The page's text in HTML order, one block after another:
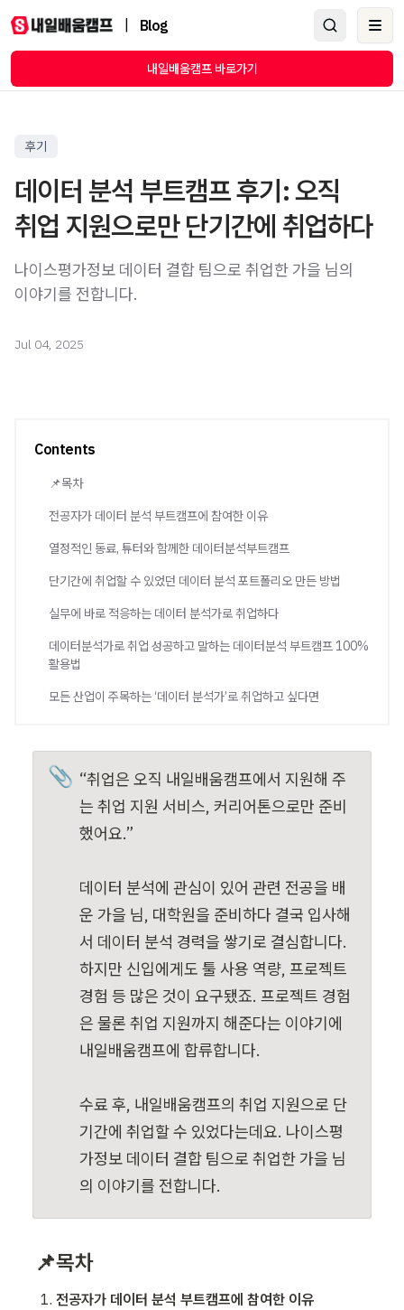
Blog
내일배움캠프 바로가기
후기
데이터 분석 부트캠프 후기: 오직
취업 지원으로만 단기간에 취업하다
나이스평가정보 데이터 결합 팀으로 취업한 가을 님의
이야기를 전합니다.
Jul 04, 2025
Contents
📌목차
전공자가 데이터 분석 부트캠프에 참여한 이유
열정적인 동료, 튜터와 함께한 데이터분석부트캠프
단기간에 취업할 수 있었던 데이터 분석 포트폴리오 만든 방법
실무에 바로 적응하는 데이터 분석가로 취업하다
데이터분석가로 취업 성공하고 말하는 데이터분석 부트캠프 100%
활용법
모든 산업이 주목하는 ‘데이터 분석가’로 취업하고 싶다면
📎 “취업은 오직 내일배움캠프에서 지원해 주
는 취업 지원 서비스, 커리어톤으로만 준비
했어요.”
데이터 분석에 관심이 있어 관련 전공을 배
운 가을 님, 대학원을 준비하다 결국 입사해
서 데이터 분석 경력을 쌓기로 결심합니다.
하지만 신입에게도 툴 사용 역량, 프로젝트
경험 등 많은 것이 요구됐죠. 프로젝트 경험
은 물론 취업 지원까지 해준다는 이야기에
내일배움캠프에 합류합니다.
수료 후, 내일배움캠프의 취업 지원으로 단
기간에 취업할 수 있었다는데요. 나이스평
가정보 데이터 결합 팀으로 취업한 가을 님
의 이야기를 전합니다.
📌목차
전공자가 데이터 분석 부트캠프에 참여한 이유